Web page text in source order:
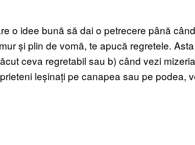
o idee bună să dai o petrecere până
și plin de vomă, te apucă regretele.
ceva regretabil sau b) când vezi
leșinați pe canapea sau pe podea,